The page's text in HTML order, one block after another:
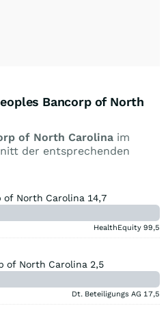
Bancorp of North
of North Carolina im
der entsprechenden
of North Carolina 14,7
HealthEquity 99,5
of North Carolina 2,5
Dt. Beteiligungs AG 17,5